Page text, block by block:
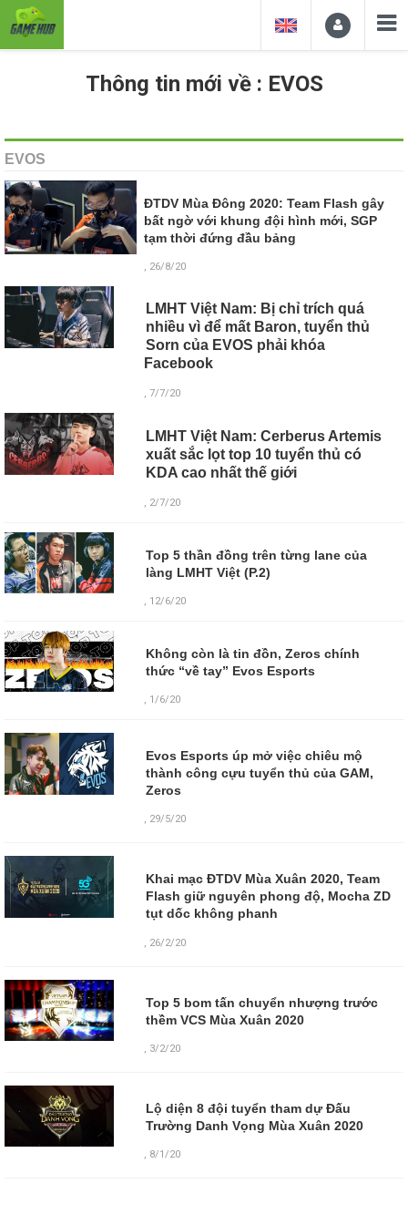
Thông tin mới về : EVOS
EVOS
ĐTDV Mùa Đông 2020: Team Flash gây
bất ngờ với khung đội hình mới, SGP
tạm thời đứng đầu bảng
, 26/8/20
LMHT Việt Nam: Bị chỉ trích quá
nhiều vì để mất Baron, tuyển thủ
Sorn của EVOS phải khóa
Facebook
, 7/7/20
LMHT Việt Nam: Cerberus Artemis
xuất sắc lọt top 10 tuyển thủ có
KDA cao nhất thế giới
, 2/7/20
Top 5 thần đồng trên từng lane của
làng LMHT Việt (P.2)
, 12/6/20
Không còn là tin đồn, Zeros chính
thức “về tay” Evos Esports
, 1/6/20
Evos Esports úp mở việc chiêu mộ
thành công cựu tuyển thủ của GAM,
Zeros
, 29/5/20
Khai mạc ĐTDV Mùa Xuân 2020, Team
Flash giữ nguyên phong độ, Mocha ZD
tụt dốc không phanh
26/2/20
Top 5 bom tấn chuyển nhượng trước
thềm VCS Mùa Xuân 2020
, 3/2/20
Lộ diện 8 đội tuyển tham dự Đấu
Trường Danh Vọng Mùa Xuân 2020
, 8/1/20